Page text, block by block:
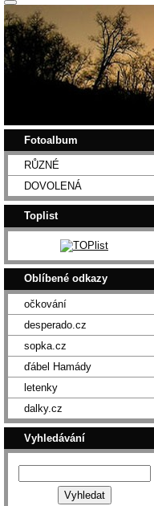
Fotoalbum
RŮZNÉ
DOVOLENÁ
Toplist
Oblíbené odkazy
očkování
desperado.cz
sopka.cz
ďábel Hamády
letenky
dalky.cz
Vyhledávání